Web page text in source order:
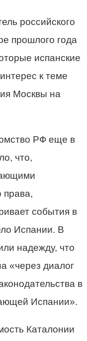
российского
прошлого года
испанские
к теме
Москвы на
РФ еще в
что,
права,
события в
Испании. В
надежду, что
«через диалог
в
Испании».
Каталонии